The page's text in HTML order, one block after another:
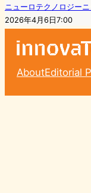
ニューロテクノロジーニ
2026年4月6日7:00
AboutEditorial